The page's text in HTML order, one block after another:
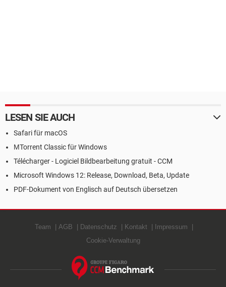
LESEN SIE AUCH
Safari für macOS
ΜTorrent Classic für Windows
Télécharger - Logiciel Bildbearbeitung gratuit - CCM
Microsoft Windows 12: Release, Download, Beta, Update
PDF-Dokument von Englisch auf Deutsch übersetzen
Team AGB Datenschutz Kontakt
Impressum
Cookie-Verwaltung